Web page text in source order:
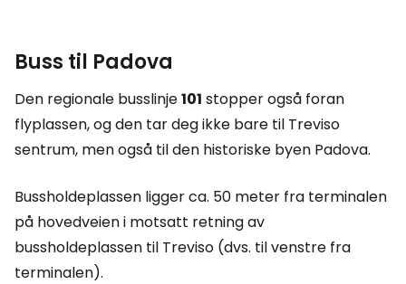
Buss til Padova
Den regionale busslinje101 stopper også foran
flyplassen, og den tar deg ikke bare til Treviso
sentrum, men også til den historiske byen Padova.
Bussholdeplassen ligger ca. 50 meter fra terminalen
på hovedveien i motsatt retning av
bussholdeplassen til Treviso (dvs. til venstre fra
terminalen).